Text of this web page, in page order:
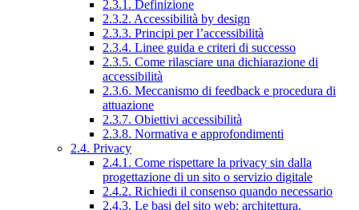
2.3.1. Definizione
2.3.2. Accessibilità by design
2.3.3. Principi per l’accessibilità
2.3.4. Linee guida e criteri di successo
2.3.5. Come rilasciare una dichiarazione di
accessibilità
2.3.6. Meccanismo di feedback e procedura di
attuazione
2.3.7. Obiettivi accessibilità
2.3.8. Normativa e approfondimenti
2.4. Privacy
2.4.1. Come rispettare la privacy sin dalla
progettazione di un sito o servizio digitale
2.4.2. Richiedi il consenso quando necessario
2.4.3. Le basi del sito web: architettura,